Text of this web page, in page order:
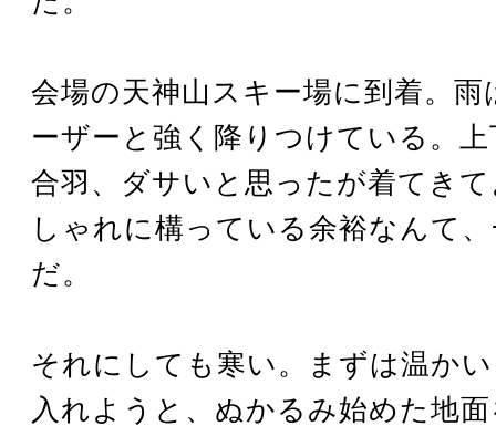
会場の天神山スキー場に到着。
ーザーと強く降りつけている。
合羽、ダサいと思ったが着てき
しゃれに構っている余裕なんて
だ。
それにしても寒い。まずは温か
入れようと、ぬかるみ始めた地